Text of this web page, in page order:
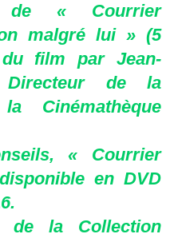
de « Courrier
malgré lui » (5
film par Jean-
Directeur de la
Cinémathèque
« Courrier
en DVD
la Collection